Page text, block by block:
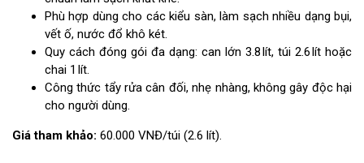
Phù hợp dùng cho các kiểu sàn, làm sạch nhiều dạng bụi,
vết ố, nước đổ khô két.
Quy cách đóng gói đa dạng: can lớn 3.8 lít, túi 2.6 lít hoặc
chai 1 lít.
Công thức tẩy rửa cân đối, nhẹ nhàng, không gây độc hại
cho người dùng.
Giá tham khảo: 60.000 VNĐ/túi (2.6 lít).